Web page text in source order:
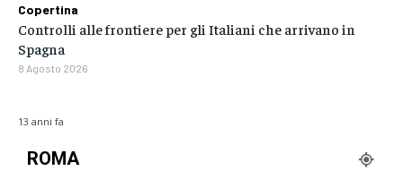
ROMA
13 anni fa
Copertina
Controlli alle frontiere per gli Italiani che arrivano in
Spagna
8 Agosto 2026